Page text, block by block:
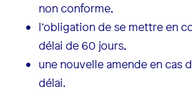
non conforme,
l’obligation de se mettre en
délai de 60 jours,
une nouvelle amende en cas
délai.